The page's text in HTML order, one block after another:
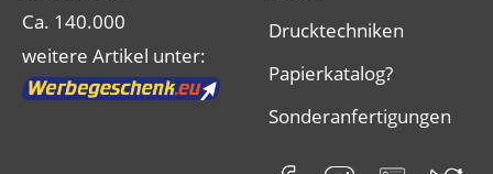
Ca. 140.000
weitere Artikel unter:
Drucktechniken
Papierkatalog?
Sonderanfertigungen